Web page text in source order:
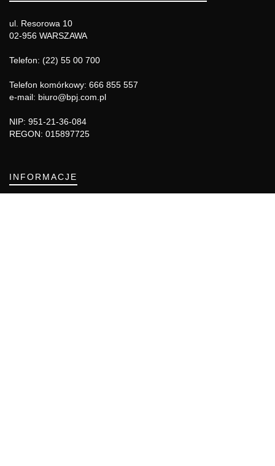
ul. Resorowa 10
02-956 WARSZAWA
Telefon: (22) 55 00 700
Telefon komórkowy: 666 855 557
e-mail: biuro@bpj.com.pl
NIP: 951-21-36-084
REGON: 015897725
INFORMACJE